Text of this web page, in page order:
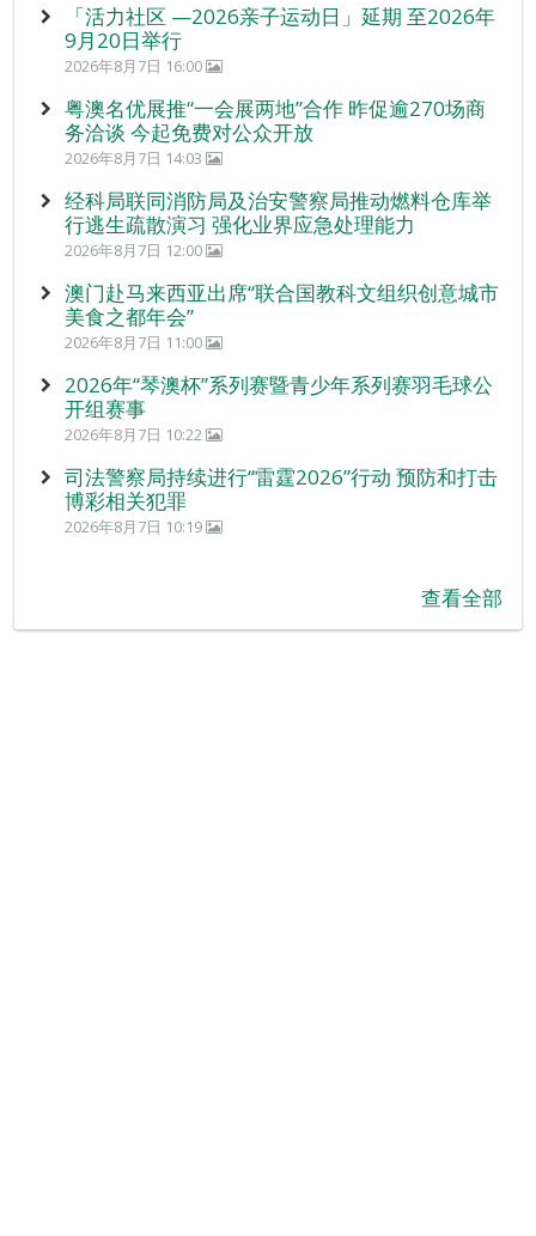
「活力社区 —2026亲子运动日」延期 至2026年
9月20日举行
2026年8月7日 16:00
粤澳名优展推“一会展两地”合作 昨促逾270场商
务洽谈 今起免费对公众开放
2026年8月7日 14:03
经科局联同消防局及治安警察局推动燃料仓库举
行逃生疏散演习 强化业界应急处理能力
2026年8月7日 12:00
澳门赴马来西亚出席“联合国教科文组织创意城市
美食之都年会”
2026年8月7日 11:00
2026年“琴澳杯”系列赛暨青少年系列赛羽毛球公
开组赛事
2026年8月7日 10:22
司法警察局持续进行“雷霆2026”行动 预防和打击
博彩相关犯罪
2026年8月7日 10:19
查看全部